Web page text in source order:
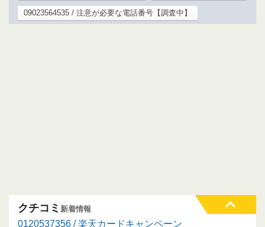
09023564535 / 注意が必要な電話番号【調査中】
クチコミ 新着情報
0120537356 / 楽天カードキャンペーン